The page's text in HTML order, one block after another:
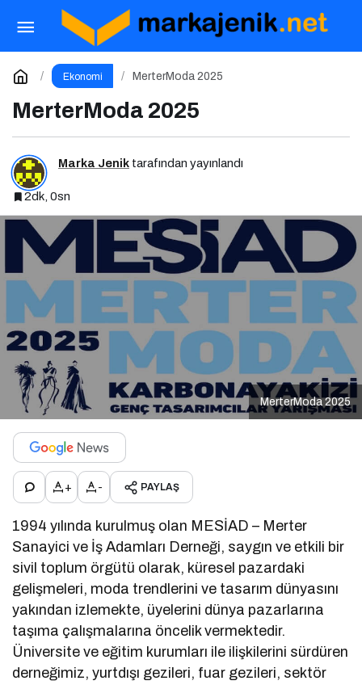
Ekonomi MerterModa 2025
MerterModa 2025
Marka Jenik tarafından yayınlandı
2dk, 0sn
MerterModa 2025
+ - PAYLAŞ
1994 yılında kurulmuş olan MESİAD – Merter
Sanayici ve İş Adamları Derneği, saygın ve etkili bir
sivil toplum örgütü olarak, küresel pazardaki
gelişmeleri, moda trendlerini ve tasarım dünyasını
yakından izlemekte, üyelerini dünya pazarlarına
taşıma çalışmalarına öncelik vermektedir.
Üniversite ve eğitim kurumları ile ilişkilerini sürdüren
derneğimiz, yurtdışı gezileri, fuar gezileri, sektör
Teknolojide Kadın Liderleri, Sovos’un Ev
Sahipliğinde Bir Araya Geldi
Yorum Yap